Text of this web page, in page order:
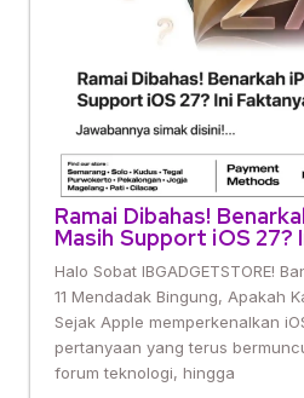
Ramai Dibahas!
Masih Support iOS 27?
Halo Sobat IBGADGETSTORE!
11 Mendadak Bingung, Apakah
Sejak Apple memperkenalkan
pertanyaan yang terus
forum teknologi, hingga